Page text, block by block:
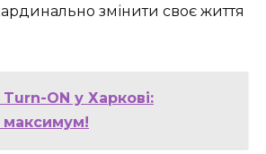
змінити своє життя
ON у Харкові:
максимум!